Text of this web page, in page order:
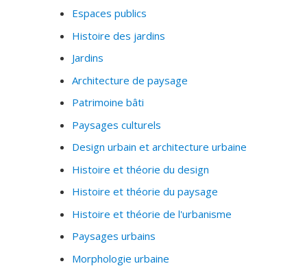
Espaces publics
Histoire des jardins
Jardins
Architecture de paysage
Patrimoine bâti
Paysages culturels
Design urbain et architecture urbaine
Histoire et théorie du design
Histoire et théorie du paysage
Histoire et théorie de l'urbanisme
Paysages urbains
Morphologie urbaine